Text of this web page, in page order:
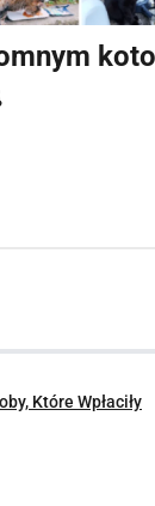
Które Wpłaciły